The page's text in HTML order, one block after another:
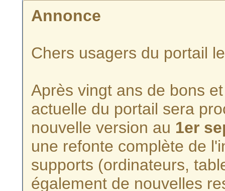
Annonce
Chers usagers du portail
Après vingt ans de bons
actuelle du portail sera
nouvelle version au 1er
une refonte complète de
supports (ordinateurs,
également de nouvelles